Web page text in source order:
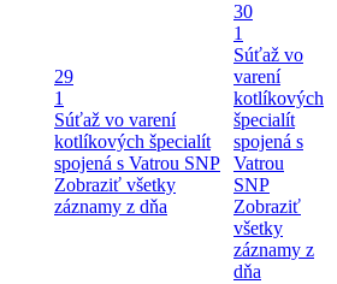
29
1
Súťaž vo varení
kotlíkových špecialít
spojená s Vatrou SNP
Zobraziť všetky
záznamy z dňa
30
1
Súťaž vo
varení
kotlíkových
špecialít
spojená s
Vatrou
SNP
Zobraziť
všetky
záznamy z
dňa